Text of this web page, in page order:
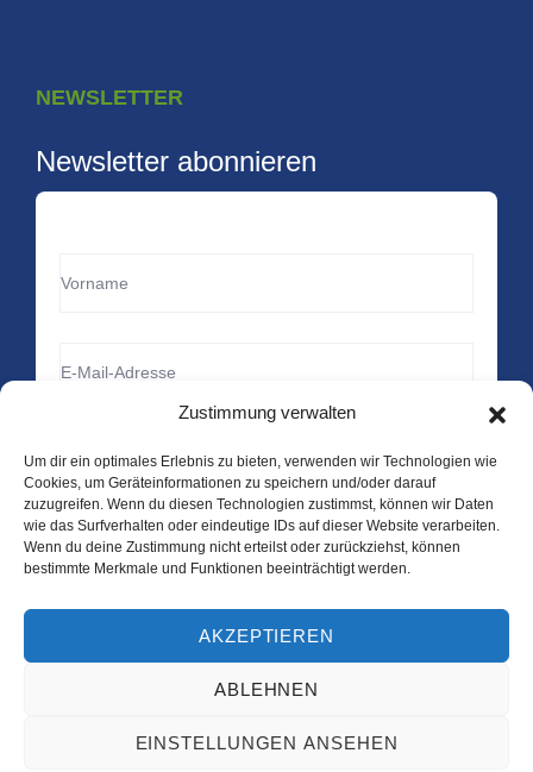
Zustimmung verwalten
Um dir ein optimales Erlebnis zu bieten, verwenden wir Technologien wie
Cookies, um Geräteinformationen zu speichern und/oder darauf
zuzugreifen. Wenn du diesen Technologien zustimmst, können wir Daten
wie das Surfverhalten oder eindeutige IDs auf dieser Website verarbeiten.
Wenn du deine Zustimmung nicht erteilst oder zurückziehst, können
bestimmte Merkmale und Funktionen beeinträchtigt werden.
AKZEPTIEREN
ABLEHNEN
EINSTELLUNGEN ANSEHEN
NEWSLETTER
Newsletter abonnieren
vorbehalten.
Datenschutz Impressum
Cookie-Richtlinie (EU)